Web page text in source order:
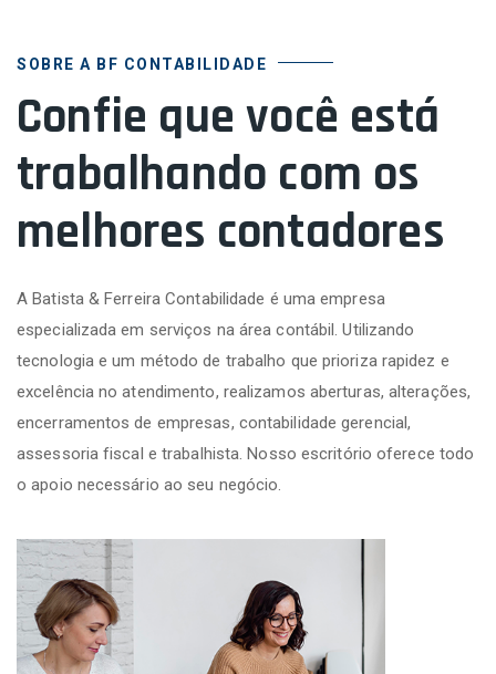
SOBRE A BF CONTABILIDADE
Confie que você está
trabalhando com os
melhores contadores
A Batista & Ferreira Contabilidade é uma empresa
especializada em serviços na área contábil. Utilizando
tecnologia e um método de trabalho que prioriza rapidez e
excelência no atendimento, realizamos aberturas, alterações,
encerramentos de empresas, contabilidade gerencial,
assessoria fiscal e trabalhista. Nosso escritório oferece todo
o apoio necessário ao seu negócio.